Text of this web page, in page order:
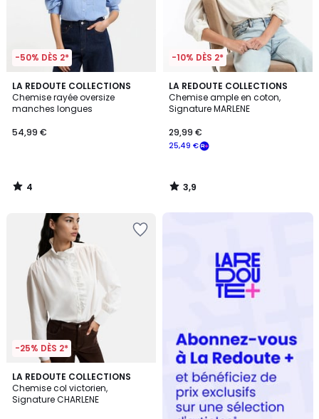
-50% DÈS 2*
LA REDOUTE COLLECTIONS
Chemise rayée oversize
manches longues
54,99 €
4
/
5
4
/
-10% DÈS 2*
LA REDOUTE COLLECTIONS
Chemise ample en coton,
Signature MARLENE
25,49 €
29,99 €
3,9
/ 5
3,9
/
-25% DÈS 2*
LA REDOUTE COLLECTIONS
Chemise col victorien,
Signature CHARLENE
3,7
/ 5
2
Couleurs